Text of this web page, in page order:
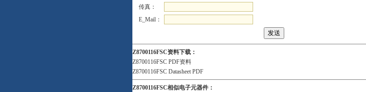
传真：
E_Mail：
Z8700116FSC资料下载：
Z8700116FSC PDF资料
Z8700116FSC Datasheet PDF
Z8700116FSC相似电子元器件：